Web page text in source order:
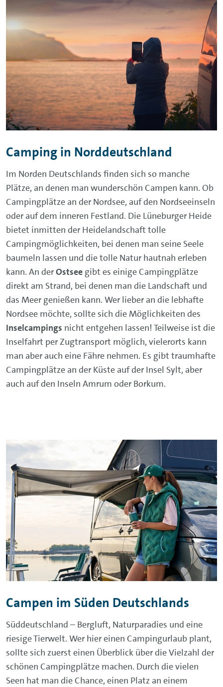
Camping in Norddeutschland
Im Norden Deutschlands finden sich so manche
Plätze, an denen man wunderschön Campen kann. Ob
Campingplätze an der Nordsee, auf den Nordseeinseln
oder auf dem inneren Festland. Die Lüneburger Heide
bietet inmitten der Heidelandschaft tolle
Campingmöglichkeiten, bei denen man seine Seele
baumeln lassen und die tolle Natur hautnah erleben
kann. An derOstsee gibt es einige Campingplätze
direkt am Strand, bei denen man die Landschaft und
das Meer genießen kann. Wer lieber an die lebhafte
Nordsee möchte, sollte sich die Möglichkeiten des
Inselcampings nicht entgehen lassen! Teilweise ist die
Inselfahrt per Zugtransport möglich, vielerorts kann
man aber auch eine Fähre nehmen. Es gibt traumhafte
Campingplätze an der Küste auf der Insel Sylt, aber
auch auf den Inseln Amrum oder Borkum.
Campen im Süden Deutschlands
Süddeutschland – Bergluft, Naturparadies und eine
riesige Tierwelt. Wer hier einen Campingurlaub plant,
sollte sich zuerst einen Überblick über die Vielzahl der
schönen Campingplätze machen. Durch die vielen
Seen hat man die Chance, einen Platz an einem